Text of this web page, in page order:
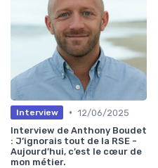
Interview • 12/06/2025
Interview de Anthony Boudet
: J’ignorais tout de la RSE -
Aujourd’hui, c’est le cœur de
mon métier.